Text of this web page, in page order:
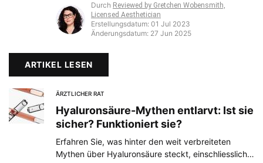
Nebenwirkungen.
Durch Reviewed by Gretchen Wobensmith,
Licensed Aesthetician
Erstellungsdatum: 01 Jul 2023
Änderungsdatum: 27 Jun 2025
ARTIKEL LESEN
ÄRZTLICHER RAT
Hyaluronsäure-Mythen entlarvt: Ist sie
sicher? Funktioniert sie?
Erfahren Sie, was hinter den weit verbreiteten
Mythen über Hyaluronsäure steckt, einschliesslich